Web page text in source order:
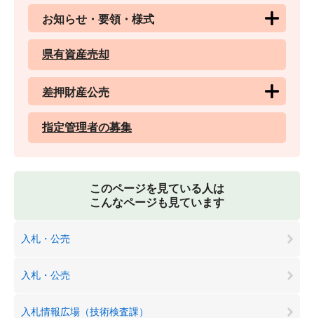
お知らせ・要領・様式
県有資産売却
差押財産公売
指定管理者の募集
このページを見ている人は
こんなページも見ています
入札・公売
入札・公売
入札情報広場（技術検査課）